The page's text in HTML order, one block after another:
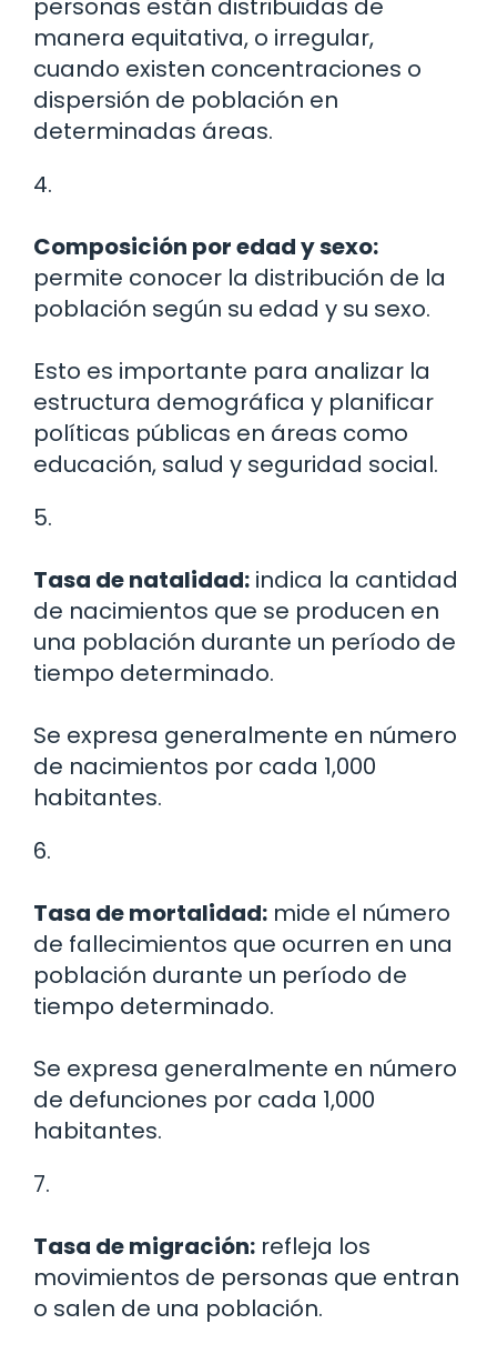
personas están distribuidas de
manera equitativa, o irregular,
cuando existen concentraciones o
dispersión de población en
determinadas áreas.
4.
Composición por edad y sexo:
permite conocer la distribución de la
población según su edad y su sexo.
Esto es importante para analizar la
estructura demográfica y planificar
políticas públicas en áreas como
educación, salud y seguridad social.
5.
Tasa de natalidad: indica la cantidad
de nacimientos que se producen en
una población durante un período de
tiempo determinado.
Se expresa generalmente en número
de nacimientos por cada 1,000
habitantes.
6.
Tasa de mortalidad: mide el número
de fallecimientos que ocurren en una
población durante un período de
tiempo determinado.
Se expresa generalmente en número
de defunciones por cada 1,000
habitantes.
7.
Tasa de migración: refleja los
movimientos de personas que entran
o salen de una población.